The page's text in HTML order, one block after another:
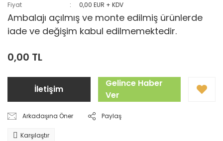
Fiyat
0,00 EUR + KDV
Ambalajı açılmış ve monte edilmiş ürünlerde
iade ve değişim kabul edilmemektedir.
0,00 TL
İletişim
Gelince Haber
Ver
Arkadaşına Öner Paylaş
Karşılaştır